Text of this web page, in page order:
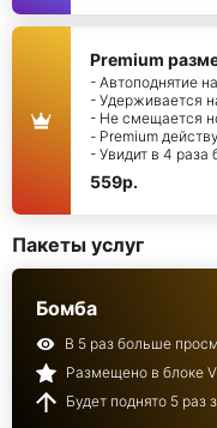
Premium
- Автоподнятие
- Удерживается
- Не смещается
- Premium
- Увидит в 4
559р.
Пакеты услуг
Бомба
В 5 раз больше
Размещено в блоке
Будет поднято 5 раз